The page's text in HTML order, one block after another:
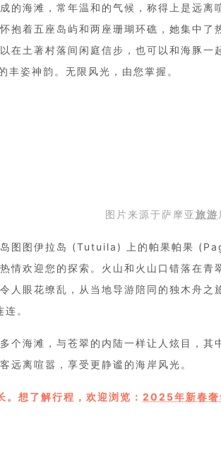
的海滩，常年温和的气候，称得上是远离
抱着五座岛屿和两座珊瑚环礁，她集中
在土著村落间闲庭信步，也可以和海豚
姿神韵。无限风光，由您掌握。
图片来源于萨摩亚旅游
岛图图伊拉岛 (Tutuila) 上的帕果帕果
情欢迎您的探索。火山和火山口错落在
人眼花缭乱，从当地导游陪同的独木舟之
。
个海滩，与苍翠的内陆一样让人炫目，
远离喧嚣，享受更静谧的海岸风光。
想了解行程，欢迎浏览： 2025年新春